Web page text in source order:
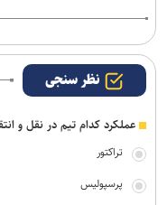
نظر سنجی
عملکرد کدام تیم در نقل و
تراکتور
پرسپولیس